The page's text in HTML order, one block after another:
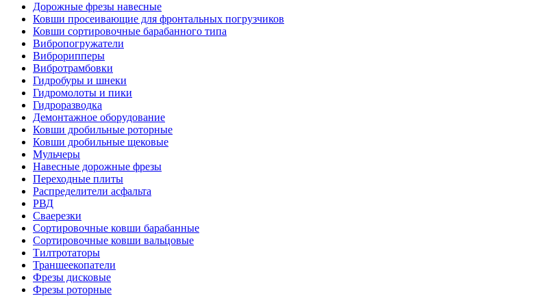
Дорожные фрезы навесные
Ковши просеивающие для фронтальных погрузчиков
Ковши сортировочные барабанного типа
Вибропогружатели
Виброрипперы
Вибротрамбовки
Гидробуры и шнеки
Гидромолоты и пики
Гидроразводка
Демонтажное оборудование
Ковши дробильные роторные
Ковши дробильные щековые
Мульчеры
Навесные дорожные фрезы
Переходные плиты
Распределители асфальта
РВД
Сваерезки
Сортировочные ковши барабанные
Сортировочные ковши вальцовые
Тилтротаторы
Траншеекопатели
Фрезы дисковые
Фрезы роторные